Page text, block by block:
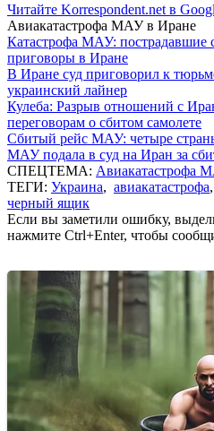
Читайте Korrespondent.net в
Авиакатастрофа МАУ в Иране
Катастрофа МАУ: пострадавшие
приговоры в Иране
В Иране суд приговорил к
украинский лайнер
Кулеба: Разрыв отношений с
переговорам о сбитом самолете
Сбитый рейс МАУ: четыре
МАУ подала в суд на Иран за
СПЕЦТЕМА: Авиакатастрофа
ТЕГИ: Украина, авиакатастрофа,
черный ящик
Если вы заметили ошибку,
нажмите Ctrl+Enter, чтобы